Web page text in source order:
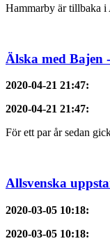
Hammarby är tillbaka i
Älska med Bajen
2020-04-21 21:47:
2020-04-21 21:47:
För ett par år sedan
Allsvenska
2020-03-05 10:18:
2020-03-05 10:18: